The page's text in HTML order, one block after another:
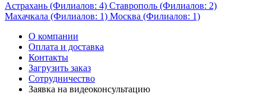
Астрахань (Филиалов: 4) Ставрополь (Филиалов: 2)
Махачкала (Филиалов: 1) Москва (Филиалов: 1)
О компании
Оплата и доставка
Контакты
Загрузить заказ
Сотрудничество
Заявка на видеоконсультацию